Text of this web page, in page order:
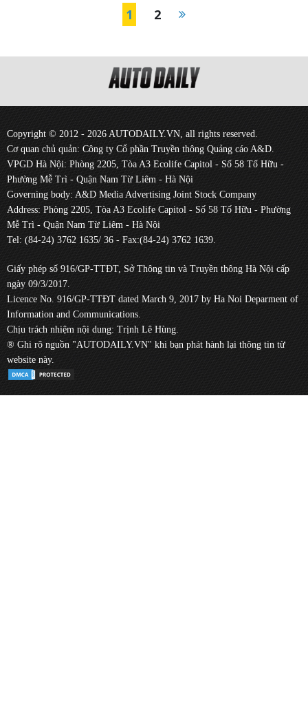
1 2
Copyright © 2012 - 2026 AUTODAILY.VN, all rights reserved.
Cơ quan chủ quản: Công ty Cổ phần Truyền thông Quảng cáo A&D.
VPGD Hà Nội: Phòng 2205, Tòa A3 Ecolife Capitol - Số 58 Tố Hữu -
Phường Mễ Trì - Quận Nam Từ Liêm - Hà Nội
Governing body: A&D Media Advertising Joint Stock Company
Address: Phòng 2205, Tòa A3 Ecolife Capitol - Số 58 Tố Hữu - Phường
Mễ Trì - Quận Nam Từ Liêm - Hà Nội
Tel: (84-24) 3762 1635/ 36 - Fax:(84-24) 3762 1639.
Giấy phép số 916/GP-TTĐT, Sở Thông tin và Truyền thông Hà Nội cấp
ngày 09/3/2017.
Licence No. 916/GP-TTĐT dated March 9, 2017 by Ha Noi Deparment of
Information and Communications.
Chịu trách nhiệm nội dung: Trịnh Lê Hùng.
® Ghi rõ nguồn "AUTODAILY.VN" khi bạn phát hành lại thông tin từ
website này.